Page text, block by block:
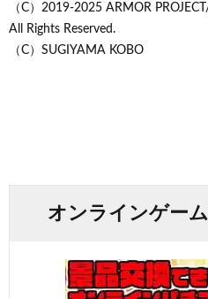
（C）2019-2025 ARMOR
All Rights Reserved.
（C）SUGIYAMA KOBO
オンラインゲー